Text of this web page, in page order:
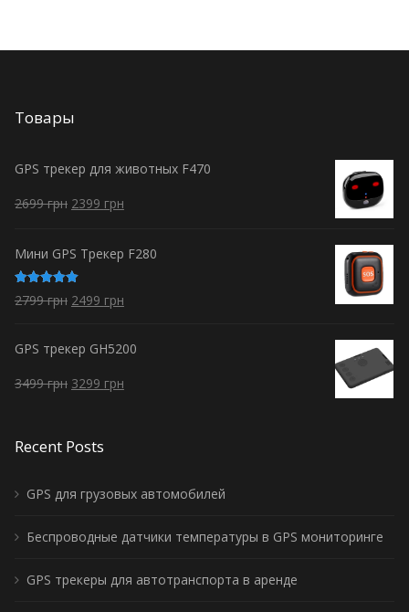
Товары
GPS трекер для животных F470
2699грн 2399 грн
Мини GPS Трекер F280
Оценка
5.00из 5
2799грн 2499 грн
GPS трекер GH5200
3499грн 3299 грн
Recent Posts
GPS для грузовых автомобилей
Беспроводные датчики температуры в GPS мониторинге
GPS трекеры для автотранспорта в аренде